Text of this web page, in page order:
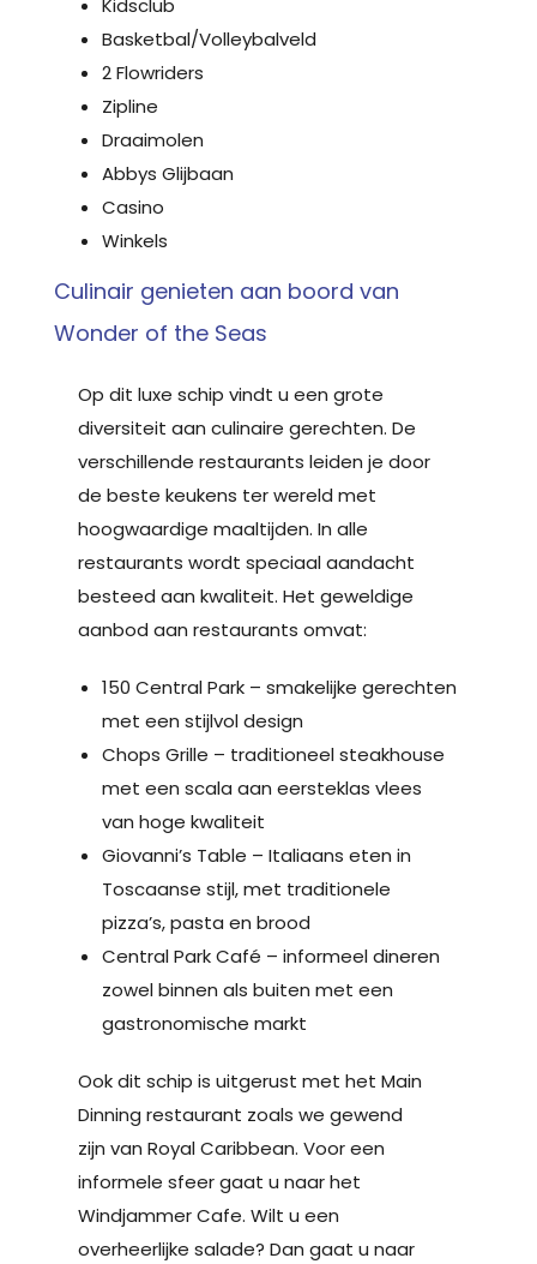
Kidsclub
Basketbal/Volleybalveld
2 Flowriders
Zipline
Draaimolen
Abbys Glijbaan
Casino
Winkels
Culinair genieten aan boord van
Wonder of the Seas
Op dit luxe schip vindt u een grote
diversiteit aan culinaire gerechten. De
verschillende restaurants leiden je door
de beste keukens ter wereld met
hoogwaardige maaltijden. In alle
restaurants wordt speciaal aandacht
besteed aan kwaliteit. Het geweldige
aanbod aan restaurants omvat:
150 Central Park – smakelijke gerechten
met een stijlvol design
Chops Grille – traditioneel steakhouse
met een scala aan eersteklas vlees
van hoge kwaliteit
Giovanni’s Table – Italiaans eten in
Toscaanse stijl, met traditionele
pizza’s, pasta en brood
Central Park Café – informeel dineren
zowel binnen als buiten met een
gastronomische markt
Ook dit schip is uitgerust met het Main
Dinning restaurant zoals we gewend
zijn van Royal Caribbean. Voor een
informele sfeer gaat u naar het
Windjammer Cafe. Wilt u een
overheerlijke salade? Dan gaat u naar